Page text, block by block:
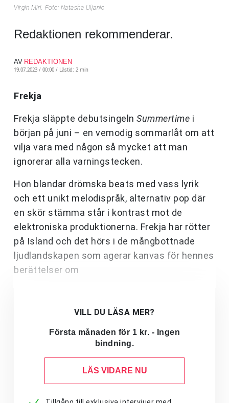
Virgin Miri. Foto: Natasha Uljanic
Redaktionen rekommenderar.
AV REDAKTIONEN
19.07.2023 / 00:00 / Lästid: 2 min
Frekja
Frekja släppte debutsingeln Summertime i
början på juni – en vemodig sommarlåt om att
vilja vara med någon så mycket att man
ignorerar alla varningstecken.
Hon blandar drömska beats med vass lyrik
och ett unikt melodispråk, alternativ pop där
en skör stämma står i kontrast mot de
elektroniska produktionerna. Frekja har rötter
på Island och det hörs i de mångbottnade
ljudlandskapen som agerar kanvas för hennes
berättelser om
VILL DU LÄSA MER?
Första månaden för 1 kr. - Ingen
bindning.
LÄS VIDARE NU